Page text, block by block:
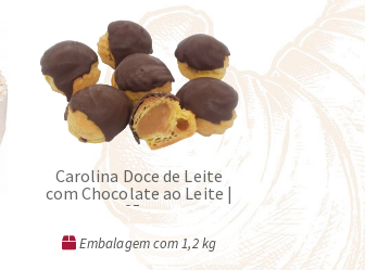
Carolina Doce de Leite
com Chocolate ao Leite |
35 g
Embalagem com 1,2 kg